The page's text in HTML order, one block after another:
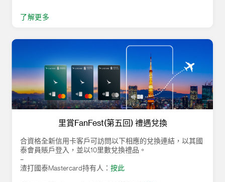
了解更多
里賞FanFest(第五回) 禮遇兌換
合資格全新信用卡客戶可訪問以下相應的兌換連結，以其國
泰會員賬戶登入，並以10里數兌換禮品。
–
渣打國泰Mastercard持有人： 按此